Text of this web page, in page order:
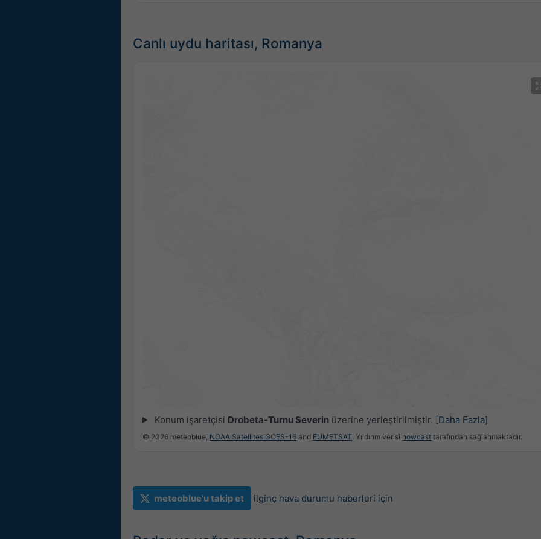
Canlı uydu haritası, Romanya
Konum işaretçisi Drobeta-Turnu Severinüzerine yerleştirilmiştir. [Daha Fazla]
© 2026 meteoblue, NOAA Satellites GOES-16 and EUMETSAT. Yıldırım verisi nowcast tarafından sağlanmaktadır.
meteoblue'u takip et ilginç hava durumu haberleri için